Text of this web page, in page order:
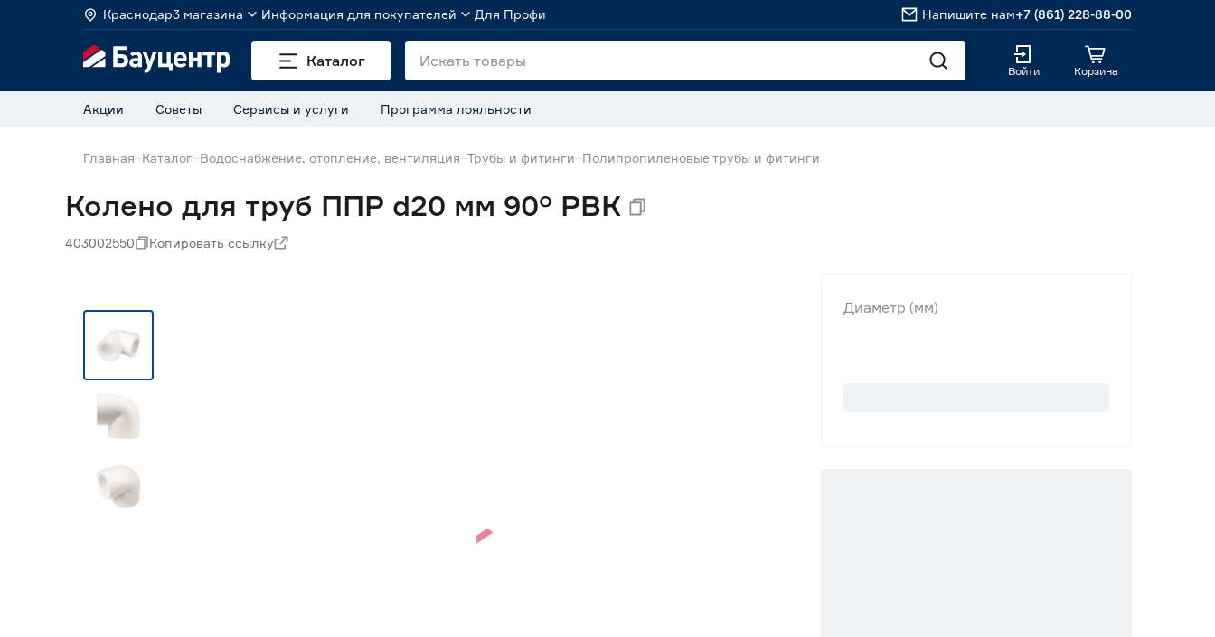
Краснодар3 магазина Информация для покупателей Для Профи Напишите нам+7 (861) 228-88-00
Каталог
Войти Корзина
Акции Советы Сервисы и услуги Программа лояльности
Главная Каталог Водоснабжение, отопление, вентиляция Трубы и фитинги Полипропиленовые трубы и фитинги
Колено для труб ППР d20 мм 90° РВК
403002550 Копировать ссылку
Диаметр (мм)